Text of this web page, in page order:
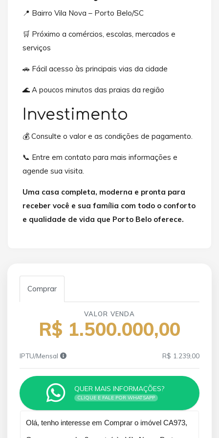
📍 Bairro Vila Nova – Porto Belo/SC
🛒 Próximo a comércios, escolas, mercados e
serviços
🚗 Fácil acesso às principais vias da cidade
🌊 A poucos minutos das praias da região
Investimento
💰 Consulte o valor e as condições de pagamento.
📞 Entre em contato para mais informações e
agende sua visita.
Uma casa completa, moderna e pronta para
receber você e sua família com todo o conforto
e qualidade de vida que Porto Belo oferece.
Comprar
VALOR VENDA
R$ 1.500.000,00
IPTU/Mensal R$ 1.239,00
QUER MAIS INFORMAÇÕES?
CLIQUE E FALE POR WHATSAPP